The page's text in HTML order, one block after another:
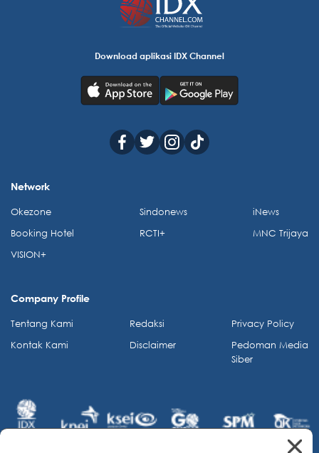
Download aplikasi IDX Channel
Network
Okezone
Booking Hotel
VISION+
Sindonews
RCTI+
iNews
MNC Trijaya
Company Profile
Tentang Kami
Kontak Kami
Redaksi
Disclaimer
Privacy Policy
Pedoman Media
Siber